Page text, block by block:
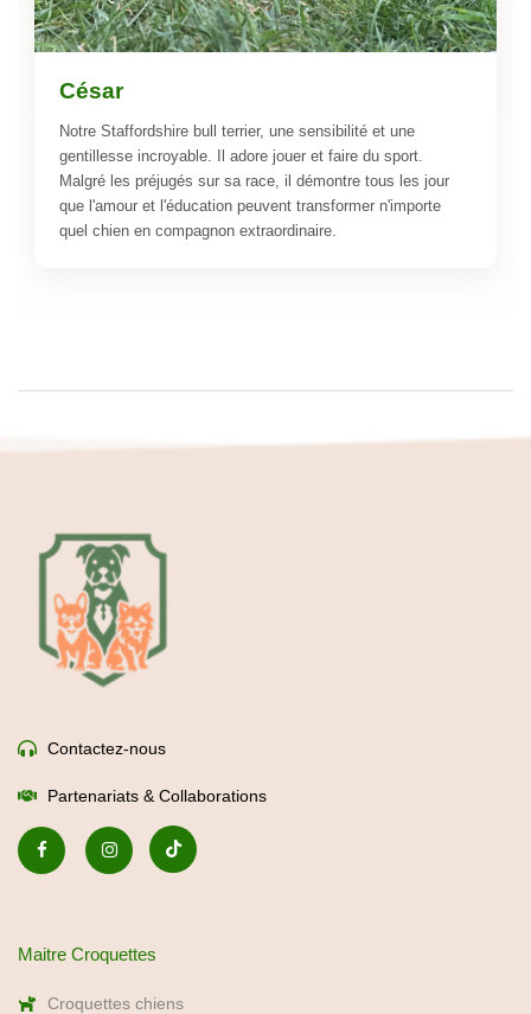
César
Notre Staffordshire bull terrier, une sensibilité et une
gentillesse incroyable. Il adore jouer et faire du sport.
Malgré les préjugés sur sa race, il démontre tous les jour
que l'amour et l'éducation peuvent transformer n'importe
quel chien en compagnon extraordinaire.
Contactez-nous
Partenariats & Collaborations
Maitre Croquettes
Croquettes chiens